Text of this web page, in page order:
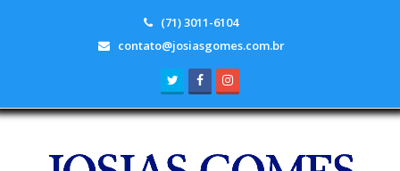
(71) 3011-6104
contato@josiasgomes.com.br
TwitterFacebook